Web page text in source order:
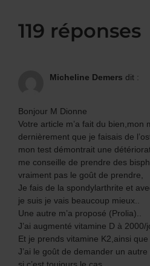
119 réponses
Micheline Demers dit :
Bonjour M Dionne
Votre article m’a fait du bien,mon
dernièrement que je faisais de
mon test démontrait une
me conseille de prendre des
vraiment pas le goût de prendre,
Je fais de la spondylarthrite et
je suis je vais beaucoup mieux..
Une autre m’a proposé (Prolia)..
J’ai augmenté vitamine D à 2000/
Et je prends vitamine K2,ainsi
J’ai le goût de demander un